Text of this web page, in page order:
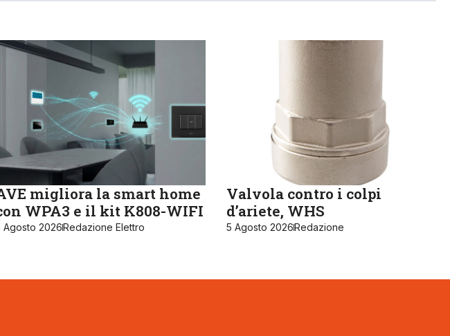
migliora la smart home
WPA3 e il kit K808-WIFI
Agosto 2026Redazione Elettro
Valvola contro i colpi
d’ariete, WHS
5 Agosto 2026Redazione